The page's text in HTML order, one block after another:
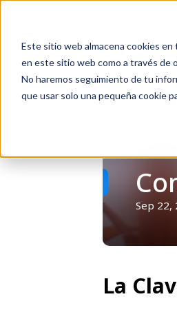
Este sitio web almacena cookies
en este sitio web como a través de
No haremos seguimiento de tu
que usar solo una pequeña cookie
Sep 22,
La